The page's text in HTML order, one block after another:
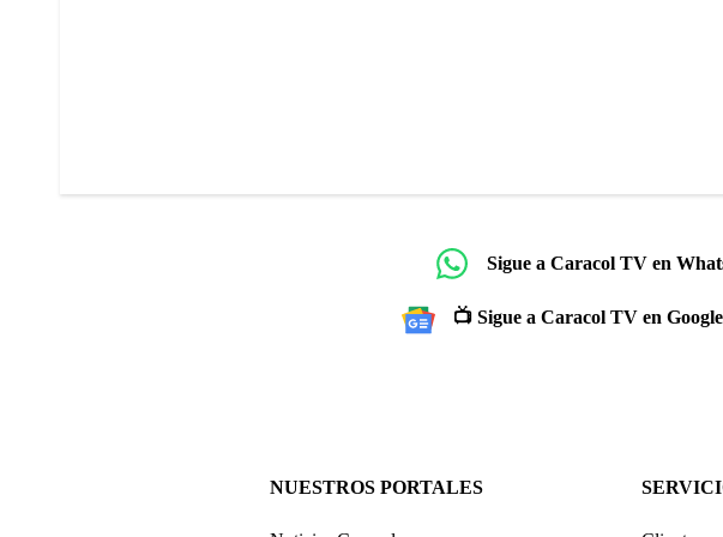
Sigue a Caracol TV en
📺 Sigue a Caracol TV en
NUESTROS PORTALES